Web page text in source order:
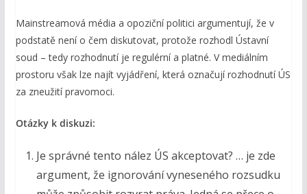
Mainstreamová média a opoziční politici argumentují, že v
podstatě není o čem diskutovat, protože rozhodl Ústavní
soud – tedy rozhodnutí je regulérní a platné. V mediálním
prostoru však lze najít vyjádření, která označují rozhodnutí ÚS
za zneužití pravomoci.
Otázky k diskuzi:
Je správné tento nález ÚS akceptovat? … je zde
argument, že ignorování vyneseného rozsudku